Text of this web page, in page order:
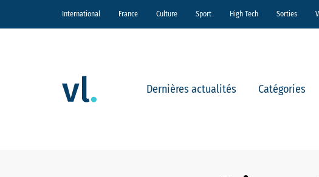
International France Culture Sport High Tech Sorties
Dernières actualités Catégories